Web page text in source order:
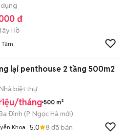
đ
Hồ
Tâm
lại penthouse 2 tầng 500m2
Nhà biệt thự
tháng 500 m²
Đình (P. Ngọc Hà mới)
Khoa 5.0 8 đã bán